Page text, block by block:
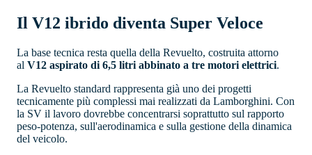
Il V12 ibrido diventa Super Veloce
La base tecnica resta quella della Revuelto, costruita attorno
al V12 aspirato di 6,5 litri abbinato a tre motori elettrici.
La Revuelto standard rappresenta già uno dei progetti
tecnicamente più complessi mai realizzati da Lamborghini. Con
la SV il lavoro dovrebbe concentrarsi soprattutto sul rapporto
peso-potenza, sull'aerodinamica e sulla gestione della dinamica
del veicolo.